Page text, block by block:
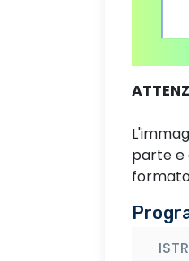
parte e